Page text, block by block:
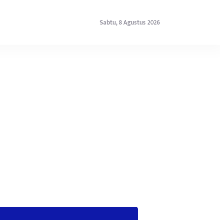
Sabtu, 8 Agustus 2026